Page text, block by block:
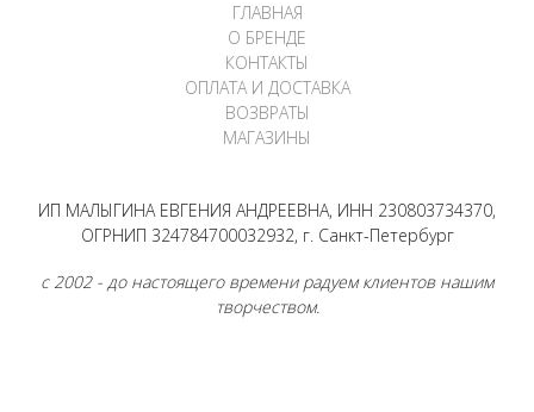
ГЛАВНАЯ
О БРЕНДЕ
КОНТАКТЫ
ОПЛАТА И ДОСТАВКА
ВОЗВРАТЫ
МАГАЗИНЫ
ИП МАЛЫГИНА ЕВГЕНИЯ АНДРЕЕВНА, ИНН 230803734370,
ОГРНИП 324784700032932, г. Санкт-Петербург
с 2002 - до настоящего времени радуем клиентов нашим
творчеством.